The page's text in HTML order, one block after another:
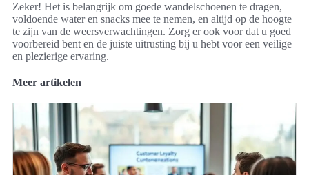
Zeker! Het is belangrijk om goede wandelschoenen te dragen,
voldoende water en snacks mee te nemen, en altijd op de hoogte
te zijn van de weersverwachtingen. Zorg er ook voor dat u goed
voorbereid bent en de juiste uitrusting bij u hebt voor een veilige
en plezierige ervaring.
Meer artikelen